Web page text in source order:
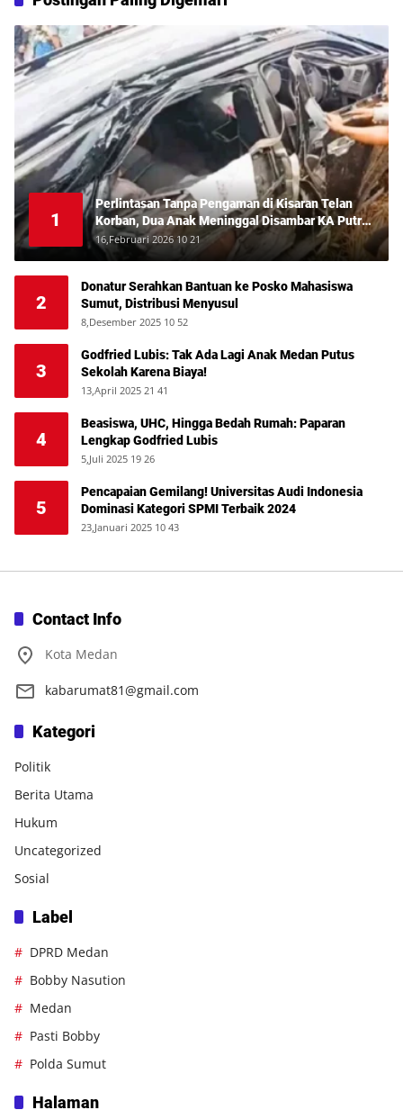
1
Perlintasan Tanpa Pengaman di Kisaran Telan
Korban, Dua Anak Meninggal Disambar KA Putri
Deli
16,Februari 2026 10 21
2
Donatur Serahkan Bantuan ke Posko Mahasiswa
Sumut, Distribusi Menyusul
8,Desember 2025 10 52
3
Godfried Lubis: Tak Ada Lagi Anak Medan Putus
Sekolah Karena Biaya!
13,April 2025 21 41
4
Beasiswa, UHC, Hingga Bedah Rumah: Paparan
Lengkap Godfried Lubis
5,Juli 2025 19 26
5
Pencapaian Gemilang! Universitas Audi Indonesia
Dominasi Kategori SPMI Terbaik 2024
23,Januari 2025 10 43
Contact Info
Kota Medan
kabarumat81@gmail.com
Kategori
Politik
Berita Utama
Hukum
Uncategorized
Sosial
Label
DPRD Medan
Bobby Nasution
Medan
Pasti Bobby
Polda Sumut
Halaman